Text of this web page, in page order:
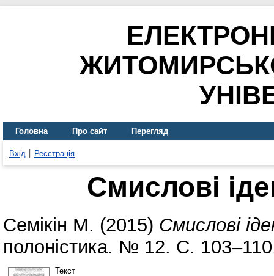
Головна Про сайт Перегляд
Вхід Реєстрація
Смислові
Семікін М. (2015) Смислові
полоністика. № 12. С.
Текст